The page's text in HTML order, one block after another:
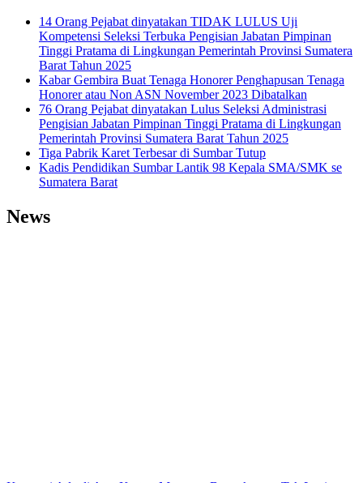
14 Orang Pejabat dinyatakan TIDAK LULUS Uji
Kompetensi Seleksi Terbuka Pengisian Jabatan Pimpinan
Tinggi Pratama di Lingkungan Pemerintah Provinsi Sumatera
Barat Tahun 2025
Kabar Gembira Buat Tenaga Honorer Penghapusan Tenaga
Honorer atau Non ASN November 2023 Dibatalkan
76 Orang Pejabat dinyatakan Lulus Seleksi Administrasi
Pengisian Jabatan Pimpinan Tinggi Pratama di Lingkungan
Pemerintah Provinsi Sumatera Barat Tahun 2025
Tiga Pabrik Karet Terbesar di Sumbar Tutup
Kadis Pendidikan Sumbar Lantik 98 Kepala SMA/SMK se
Sumatera Barat
News